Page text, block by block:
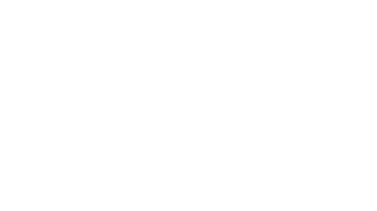
गीत जिंदगी जियल छोड़ देहब, दर्शकों का मिल रहा भरपूर प्यार